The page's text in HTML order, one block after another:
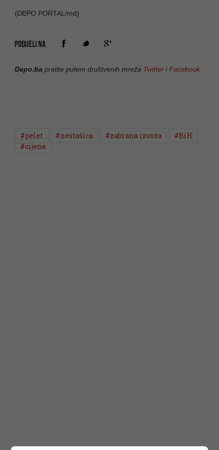
(DEPO PORTAL/md)
PODIJELI NA
Depo.ba pratite putem društvenih mreža Twitter iFacebook
#pelet #nestašica #zabrana izvoza
#BiH
#cijene